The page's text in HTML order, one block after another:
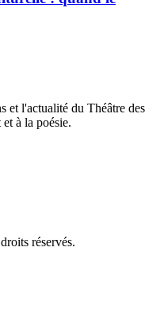
et l'actualité du Théâtre des
à la poésie.
réservés.